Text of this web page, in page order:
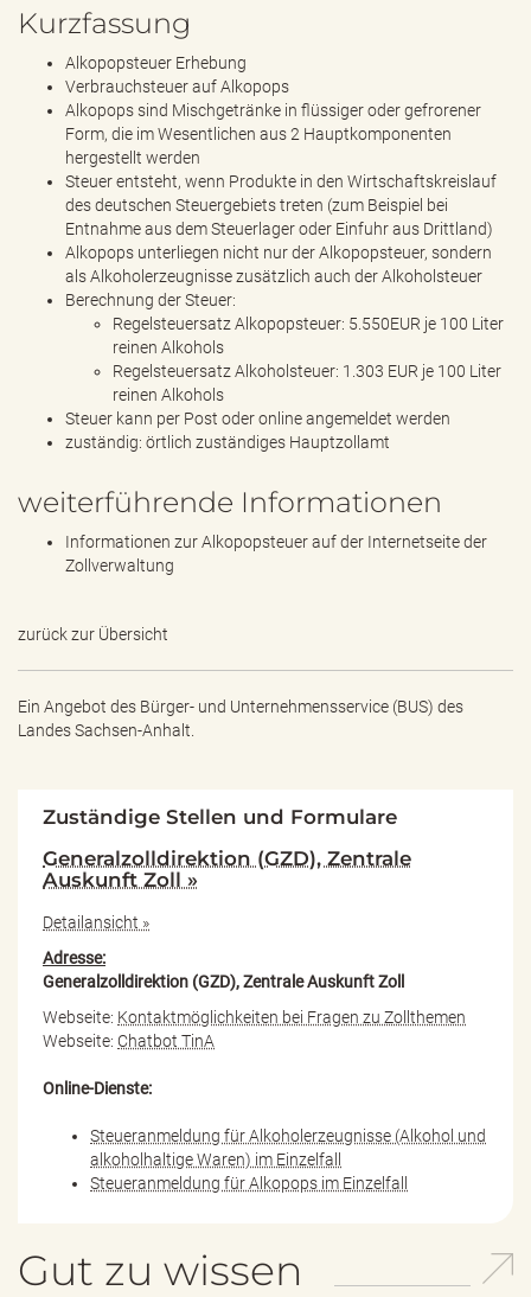
Kurzfassung
Alkopopsteuer Erhebung
Verbrauchsteuer auf Alkopops
Alkopops sind Mischgetränke in flüssiger oder gefrorener
Form, die im Wesentlichen aus 2 Hauptkomponenten
hergestellt werden
Steuer entsteht, wenn Produkte in den Wirtschaftskreislauf
des deutschen Steuergebiets treten (zum Beispiel bei
Entnahme aus dem Steuerlager oder Einfuhr aus Drittland)
Alkopops unterliegen nicht nur der Alkopopsteuer, sondern
als Alkoholerzeugnisse zusätzlich auch der Alkoholsteuer
Berechnung der Steuer:
Regelsteuersatz Alkopopsteuer: 5.550EUR je 100 Liter
reinen Alkohols
Regelsteuersatz Alkoholsteuer: 1.303 EUR je 100 Liter
reinen Alkohols
Steuer kann per Post oder online angemeldet werden
zuständig: örtlich zuständiges Hauptzollamt
weiterführende Informationen
Informationen zur Alkopopsteuer auf der Internetseite der
Zollverwaltung
zurück zur Übersicht
Ein Angebot des Bürger- und Unternehmensservice (BUS) des
Landes Sachsen-Anhalt.
Zuständige Stellen und Formulare
Generalzolldirektion (GZD), Zentrale
Auskunft Zoll »
Detailansicht »
Adresse:
Generalzolldirektion (GZD), Zentrale Auskunft Zoll
Webseite: Kontaktmöglichkeiten bei Fragen zu Zollthemen
Webseite: Chatbot TinA
Online-Dienste:
Steueranmeldung für Alkoholerzeugnisse (Alkohol und
alkoholhaltige Waren) im Einzelfall
Steueranmeldung für Alkopops im Einzelfall
Gut zu wissen